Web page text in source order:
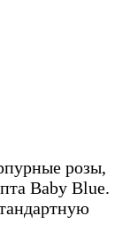
розы,
Baby Blue.